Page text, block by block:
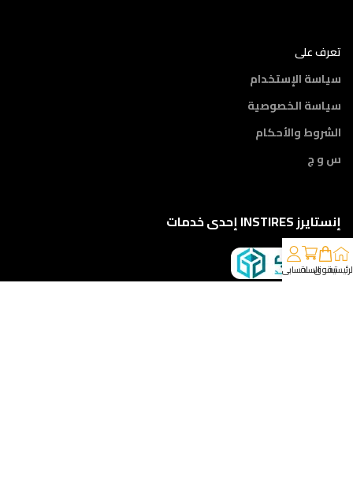
تعرف على
سياسة الإستخدام
سياسة الخصوصية
الشروط والأحكام
س و ج
إنستايرز INSTIRES إحدى خدمات
تسوقالسلةحسابي